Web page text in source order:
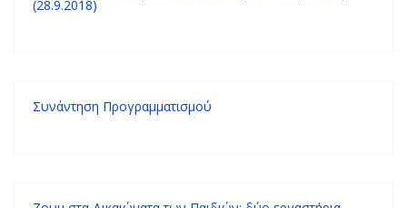
(28.9.2018)
Συνάντηση Προγραμματισμού